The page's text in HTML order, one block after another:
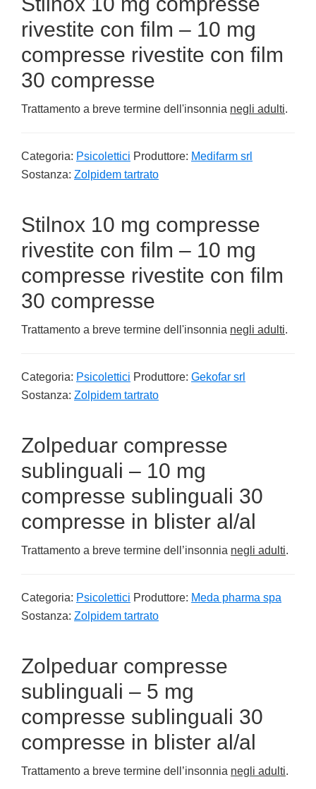
rivestite con film – 10 mg
compresse rivestite con film
30 compresse
Trattamento a breve termine dell'insonnia negli adulti.
Categoria: Psicolettici Produttore: Medifarm srl
Sostanza: Zolpidem tartrato
Stilnox 10 mg compresse
rivestite con film – 10 mg
compresse rivestite con film
30 compresse
Trattamento a breve termine dell'insonnia negli adulti.
Categoria: Psicolettici Produttore: Gekofar srl
Sostanza: Zolpidem tartrato
Zolpeduar compresse
sublinguali – 10 mg
compresse sublinguali 30
compresse in blister al/al
Trattamento a breve termine dell’insonnia negli adulti.
Categoria: Psicolettici Produttore: Meda pharma spa
Sostanza: Zolpidem tartrato
Zolpeduar compresse
sublinguali – 5 mg
compresse sublinguali 30
compresse in blister al/al
Trattamento a breve termine dell’insonnia negli adulti.